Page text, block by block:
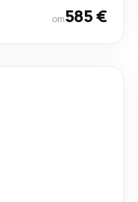
от585 €